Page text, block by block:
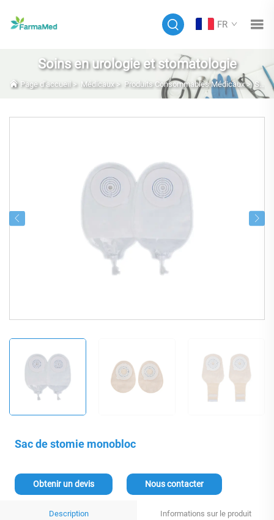
FR
Soins en urologie et stomatologie
Page d’accueil> Médicaux> Produits Consommables Médicaux>Soins en urologie et stomatologie
Sac de stomie monobloc
Obtenir un devis Nous contacter
Description Informations sur le produit